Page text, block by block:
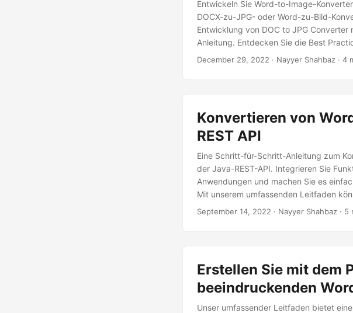
Entwickeln Sie Word-to-Image-
DOCX-zu-JPG- oder Word-zu-Bild-
Entwicklung von DOC to JPG
Anleitung. Entdecken Sie die Best
December 29, 2022 · Nayyer Shahbaz · 4
Konvertieren von
REST API
Eine Schritt-für-Schritt-Anleitung zum
der Java-REST-API. Integrieren Sie
Anwendungen und machen Sie es
Mit unserem umfassenden Leitfaden
TIFF-Konvertierungslösung in Ihrer
September 14, 2022 · Nayyer Shahbaz · 5
Erstellen Sie mit dem
beeindruckenden
Unser umfassender Leitfaden bietet